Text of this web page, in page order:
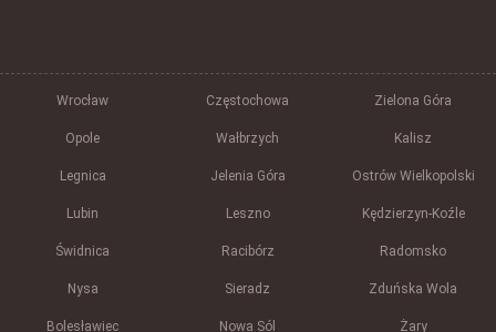
Wrocław Częstochowa Zielona Góra
Opole Wałbrzych Kalisz
Legnica Jelenia Góra Ostrów Wielkopolski
Lubin Leszno Kędzierzyn-Koźle
Świdnica Racibórz Radomsko
Nysa Sieradz Zduńska Wola
Bolesławiec Nowa Sól Żary